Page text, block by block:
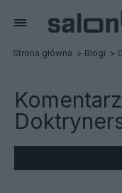
Strona główna Blogi